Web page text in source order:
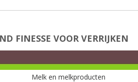
FINESSE VOOR VERRIJKEN
Melk en melkproducten